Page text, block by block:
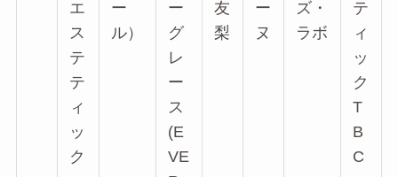
エ
ス
テ
テ
ィ
ッ
ク
ー
ル）
ー
グ
レ
ー
ス
(E
VE
友
梨
ー
ヌ
ズ・
ラボ
テ
ィ
ッ
ク
T
B
C